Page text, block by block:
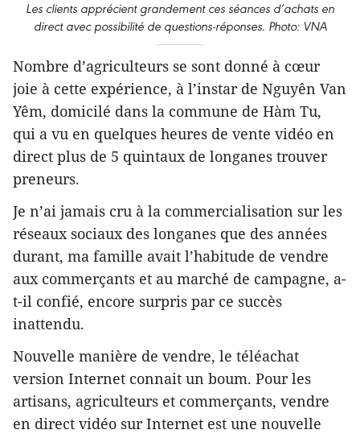
Les clients apprécient grandement ces séances d’achats en
direct avec possibilité de questions-réponses. Photo: VNA
Nombre d’agriculteurs se sont donné à cœur
joie à cette expérience, à l’instar de Nguyên Van
Yêm, domicilé dans la commune de Hàm Tu,
qui a vu en quelques heures de vente vidéo en
direct plus de 5 quintaux de longanes trouver
preneurs.
Je n’ai jamais cru à la commercialisation sur les
réseaux sociaux des longanes que des années
durant, ma famille avait l’habitude de vendre
aux commerçants et au marché de campagne, a-
t-il confié, encore surpris par ce succès
inattendu.
Nouvelle manière de vendre, le téléachat
version Internet connait un boum. Pour les
artisans, agriculteurs et commerçants, vendre
en direct vidéo sur Internet est une nouvelle